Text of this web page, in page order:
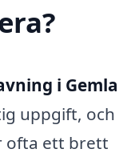
i Gemla
uppgift, och
ofta ett brett